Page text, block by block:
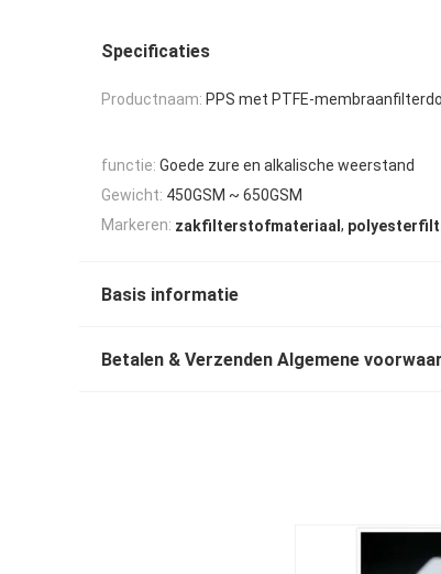
Specificaties
Productnaam: PPS met PTFE-
functie: Goede zure en alkalische weerstand
Gewicht: 450GSM ~ 650GSM
Markeren: zakfilterstofmateriaal ,
Basis informatie
Betalen & Verzenden Algemene